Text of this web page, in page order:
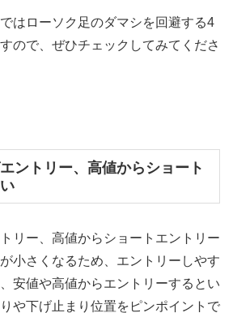
はローソク足のダマシを回避する4
ので、ぜひチェックしてみてくださ
ントリー、高値からショート
リー、高値からショートエントリー
小さくなるため、エントリーしやす
安値や高値からエントリーするとい
や下げ止まり位置をピンポイントで